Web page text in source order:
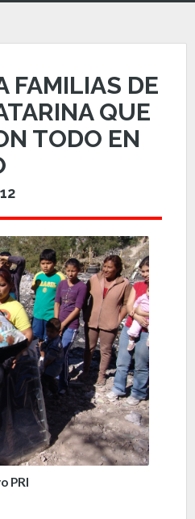
FAMILIAS DE
QUE
TODO EN
PRI